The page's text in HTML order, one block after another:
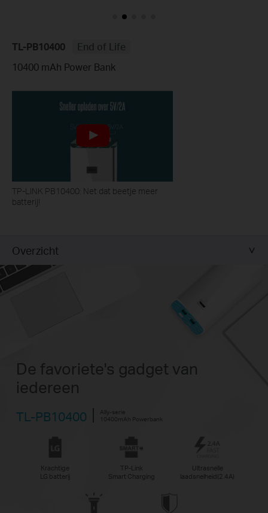
TL-PB10400
End of Life
10400 mAh Power Bank
TP-LINK PB10400: Net dat beetje meer
batterij!
Overzicht
De favoriete's gadget van
iedereen
TL-PB10400
Ally-serie
10400mAh Powerbank
Krachtige
LG batterij
TP-Link
Smart Charging
Ultrasnelle
laadsnelheid(2.4A)